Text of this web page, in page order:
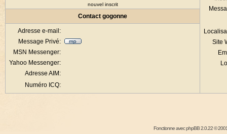
nouvel inscrit
Site
Contact gogonne
Adresse e-mail:
Message Privé:
MSN Messenger:
Yahoo Messenger:
Adresse AIM:
Numéro ICQ:
Fonctionne avecphpBB2.0.22 ©